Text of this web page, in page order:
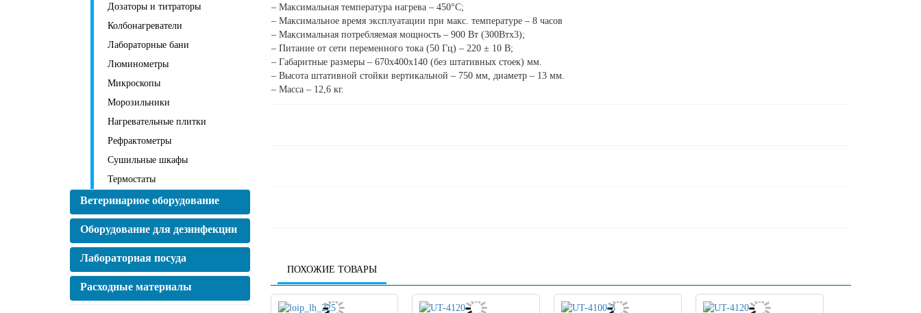
– Максимальная температура нагрева – 450°С;
– Максимальное время эксплуатации при макс. температуре – 8 часов
– Максимальная потребляемая мощность – 900 Вт (300Втx3);
– Питание от сети переменного тока (50 Гц) – 220 ± 10 В;
– Габаритные размеры – 670х400х140 (без штативных стоек) мм.
– Высота штативной стойки вертикальной – 750 мм, диаметр – 13 мм.
– Масса – 12,6 кг.
ПОХОЖИЕ ТОВАРЫ
Дозаторы и титраторы
Колбонагреватели
Лабораторные бани
Люминометры
Микроскопы
Морозильники
Нагревательные плитки
Рефрактометры
Сушильные шкафы
Термостаты
Ветеринарное оборудование
Оборудование для дезинфекции
Лабораторная посуда
Расходные материалы